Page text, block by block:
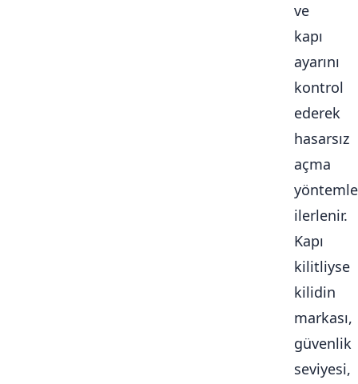
ve
kapı
ayarını
kontrol
ederek
hasarsız
açma
ilerlenir.
Kapı
kilitliyse
kilidin
markası,
güvenlik
seviyesi,